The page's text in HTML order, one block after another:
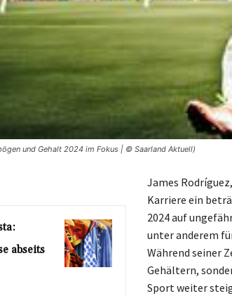
und Gehalt 2024 im Fokus | © Saarland Aktuell)
abseits
James
Karriere ein
2024 auf
unter anderem
Während seiner
Gehältern,
Sport weiter